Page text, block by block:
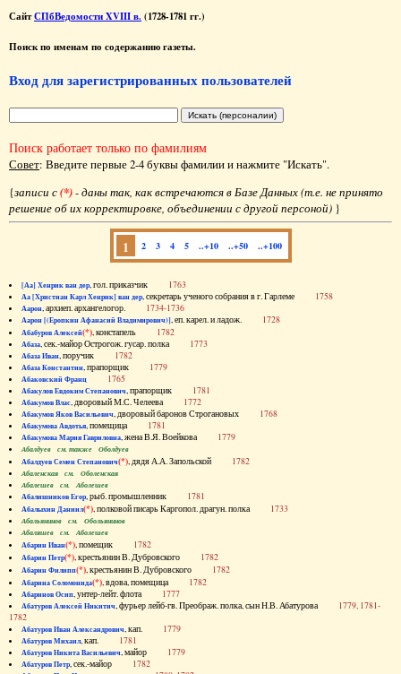
СайтСПбВедомости XVIII в. (1728-1781 гг.)
Поиск по именам по содержанию газеты.
Вход для зарегистрированных пользователей
Поиск работает только по фамилиям
Совет: Введите первые 2-4 буквы фамилии и нажмите "Искать".
{записи с(*)- даны так, как встречаются в Базе Данных (т.е. не принято
решение об их корректировке, объединении с другой персоной) }
1 2 3 4 5 ..+10 ..+50 ..+100
[Аа] Хенрик ван дер, гол. приказчик 1763
Аа [Христиан Карл Хенрик] ван дер, секретарь ученого собрания в г. Гарлеме 1758
Аарон, архиеп. архангелогор. 1734-1736
Аарон [(Еропкин Афанасий Владимирович)], еп. карел. и ладож. 1728
Абабуров Алексей(*), констапель 1782
Абаза, сек.-майор Острогож. гусар. полка 1773
Абаза Иван, поручик 1782
Абаза Константин, прапорщик 1779
Абаковский Франц 1765
Абакулов Евдоким Степанович, прапорщик 1781
Абакумов Влас, дворовый М.С. Челеева 1772
Абакумов Яков Васильевич, дворовый баронов Строгановых 1768
Абакумова Авдотья, помещица 1781
Абакумова Мария Гавриловна, жена В.Я. Воейкова 1779
Абалдуев см. также Оболдуев
Абалдуев Семен Степанович(*), дядя А.А. Запольской 1782
Абаленская см. Оболенская
Абалешев см. Аболешев
Абалишников Егор, рыб. промышленник 1781
Абалыхин Даниил(*), полковой писарь Каргопол. драгун. полка 1733
Абальянинов см. Обольянинов
Абаляшев см. Аболешев
Абарин Иван(*), помещик 1782
Абарин Петр(*), крестьянин В. Дубровского 1782
Абарин Филипп(*), крестьянин В. Дубровского 1782
Абарина Соломонида(*), вдова, помещица 1782
Абаринов Осип, унтер-лейт. флота 1777
Абатуров Алексей Никитич, фурьер лейб-гв. Преображ. полка, сын Н.В. Абатурова 1779, 1781-
1782
Абатуров Иван Александрович, кап. 1779
Абатуров Михаил, кап. 1781
Абатуров Никита Васильевич, майор 1779
Абатуров Петр, сек.-майор 1782